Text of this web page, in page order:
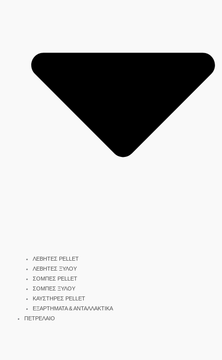
ΛΕΒΗΤΕΣ PELLET
ΛΕΒΗΤΕΣ ΞΥΛΟΥ
ΣΟΜΠΕΣ PELLET
ΣΟΜΠΕΣ ΞΥΛΟΥ
ΚΑΥΣΤΗΡΕΣ PELLET
ΕΞΑΡΤΗΜΑΤΑ & ΑΝΤΑΛΛΑΚΤΙΚΑ
ΠΕΤΡΕΛΑΙΟ